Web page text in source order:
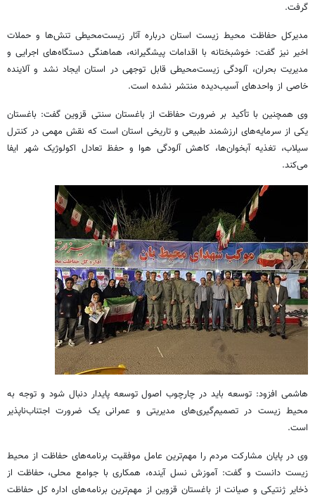
گرفت.
مدیرکل حفاظت محیط زیست استان درباره آثار زیست‌محیطی تنش‌ها و حملات
اخیر نیز گفت: خوشبختانه با اقدامات پیشگیرانه، هماهنگی دستگاه‌های اجرایی و
مدیریت بحران، آلودگی زیست‌محیطی قابل توجهی در استان ایجاد نشد و آلاینده
خاصی از واحدهای آسیب‌دیده منتشر نشده است.
وی همچنین با تأکید بر ضرورت حفاظت از باغستان سنتی قزوین گفت: باغستان
یکی از سرمایه‌های ارزشمند طبیعی و تاریخی استان است که نقش مهمی در کنترل
سیلاب، تغذیه آبخوان‌ها، کاهش آلودگی هوا و حفظ تعادل اکولوژیک شهر ایفا
می‌کند.
هاشمی افزود: توسعه باید در چارچوب اصول توسعه پایدار دنبال شود و توجه به
محیط زیست در تصمیم‌گیری‌های مدیریتی و عمرانی یک ضرورت اجتناب‌ناپذیر
است.
وی در پایان مشارکت مردم را مهم‌ترین عامل موفقیت برنامه‌های حفاظت از محیط
زیست دانست و گفت: آموزش نسل آینده، همکاری با جوامع محلی، حفاظت از
ذخایر ژنتیکی و صیانت از باغستان قزوین از مهم‌ترین برنامه‌های اداره کل حفاظت